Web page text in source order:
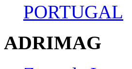
PORTUGAL
ADRIMAG